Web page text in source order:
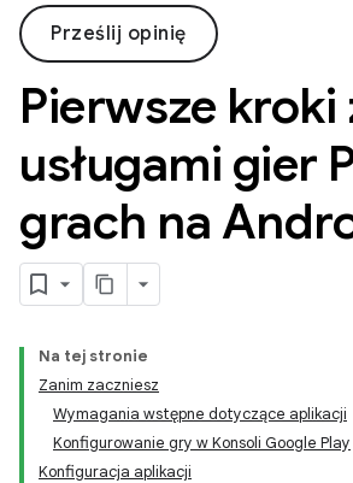
Prześlij opinię
Pierwsze kroki
usługami gier
grach na
Na tej stronie
Zanim zaczniesz
Wymagania wstępne dotyczące aplikacji
Konfigurowanie gry w Konsoli Google Play
Konfiguracja aplikacji